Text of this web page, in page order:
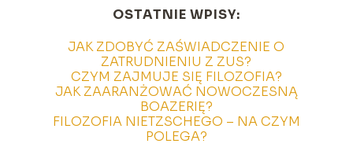
OSTATNIE WPISY:
JAK ZDOBYĆ ZAŚWIADCZENIE O
ZATRUDNIENIU Z ZUS?
CZYM ZAJMUJE SIĘ FILOZOFIA?
JAK ZAARANŻOWAĆ NOWOCZESNĄ
BOAZERIĘ?
FILOZOFIA NIETZSCHEGO – NA CZYM
POLEGA?